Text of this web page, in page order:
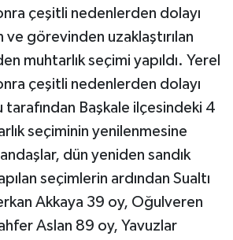
çeşitli nedenlerden dolayı
ve görevinden uzaklaştırılan
muhtarlık seçimi yapıldı. Yerel
çeşitli nedenlerden dolayı
tarafından Başkale ilçesindeki 4
seçiminin yenilenmesine
dün yeniden sandık
seçimlerin ardından Sualtı
Akkaya 39 oy, Oğulveren
Aslan 89 oy, Yavuzlar